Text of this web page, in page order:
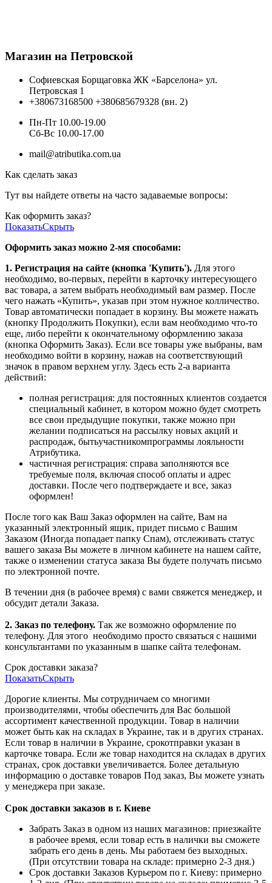
Магазин на Петровской
Софиевская Борщаговка ЖК «Барселона» ул.
Петровская 1
+380673168500 +380685679328 (вн. 2)
Пн-Пт 10.00-19.00
Cб-Вс 10.00-17.00
mail@atributika.com.ua
Как сделать заказ
Тут вы найдете ответы на часто задаваемые вопросы:
Как оформить заказ?
ПоказатьСкрыть
Оформить заказ можно 2-мя способами:
1. Регистрация на сайте (кнопка 'Купить'). Для этого
необходимо, во-первых, перейти в карточку интересующего
вас товара, а затем выбрать необходимый вам размер. После
чего нажать «Купить», указав при этом нужное колличество.
Товар автоматически попадает в корзину. Вы можете нажать
(кнопку Продолжить Покупки), если вам необходимо что-то
еще, либо перейти к окончательному оформлению заказа
(кнопка Оформить Заказ). Если все товары уже выбраны, вам
необходимо войти в корзину, нажав на соответствующий
значок в правом верхнем углу. Здесь есть 2-а варианта
действий:
полная регистрация: для постоянных клиентов создается
специальный кабинет, в котором можно будет смотреть
все свои предыдущие покупки, также можно при
желании подписаться на рассылку новых акций и
распродаж, бытьучастникомпрограммы лояльности
Атрибутика.
частичная регистрация: справа заполняются все
требуемые поля, включая способ оплаты и адрес
доставки. После чего подтверждаете и все, заказ
оформлен!
После того как Ваш Заказ оформлен на сайте, Вам на
указанный электронный ящик, придет письмо с Вашим
Заказом (Иногда попадает папку Спам), отслеживать статус
вашего заказа Вы можете в личном кабинете на нашем сайте,
также о изменении статуса заказа Вы будете получать письмо
по электронной почте.
В течении дня (в рабочее время) с вами свяжется менеджер, и
обсудит детали Заказа.
2. Заказ по телефону. Так же возможно оформление по
телефону. Для этого необходимо просто связаться с нашими
консультантами по указанным в шапке сайта телефонам.
Срок доставки заказа?
ПоказатьСкрыть
Дорогие клиенты. Мы сотрудничаем со многими
производителями, чтобы обеспечить для Вас большой
ассортимент качественной продукции. Товар в наличии
может быть как на складах в Украине, так и в других странах.
Если товар в наличии в Украине, срокотправки указан в
карточке товара. Если же товар находится на складах в других
странах, срок доставки увеличивается. Более детальную
информацию о доставке товаров Под заказ, Вы можете узнать
у менеджера при заказе.
Срок доставки заказов в г. Киеве
Забрать Заказ в одном из наших магазинов: приезжайте
в рабочее время, если товар есть в налички вы сможете
забрать его день в день. Мы работаем без выходных.
(При отсутствии товара на складе: примерно 2-3 дня.)
Срок доставки Заказов Курьером по г. Киеву: примерно